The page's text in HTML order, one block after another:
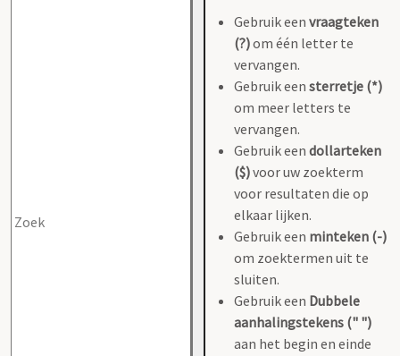
Gebruik een vraagteken
(?)om één letter te
vervangen.
Gebruik een sterretje (*)
om meer letters te
vervangen.
Gebruik een dollarteken
($)voor uw zoekterm
voor resultaten die op
elkaar lijken.
Gebruik een minteken (-)
om zoektermen uit te
sluiten.
Gebruik een Dubbele
aanhalingstekens (" ")
aan het begin en einde